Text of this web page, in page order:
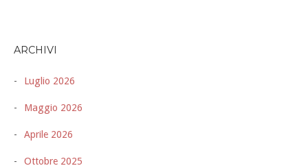
ARCHIVI
Luglio 2026
Maggio 2026
Aprile 2026
Ottobre 2025